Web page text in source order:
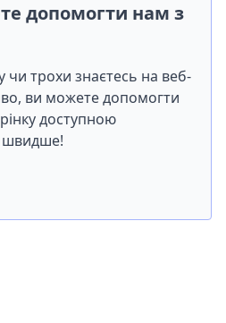
допомогти нам з
чи трохи знаєтесь на веб-
ви можете допомогти
доступною
швидше!